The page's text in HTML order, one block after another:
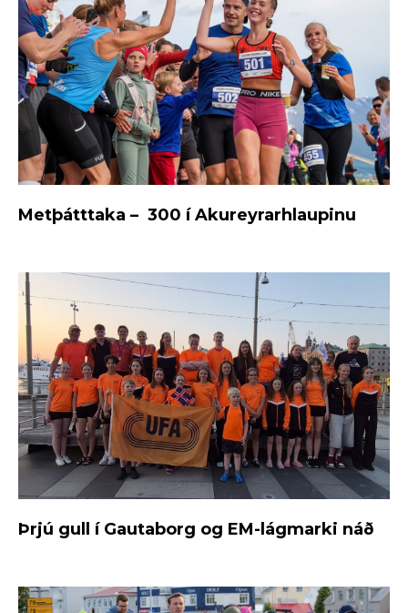
Metþátttaka – 300 í Akureyrarhlaupinu
Þrjú gull í Gautaborg og EM-lágmarki náð